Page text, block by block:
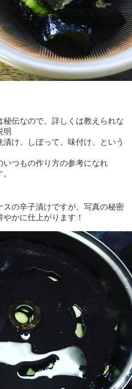
秘伝なので、詳しくは教えられな
明
け、しぼって、味付け、という
いつもの作り方の参考になれ
スの辛子漬けですが、写真の秘密
かに仕上がります！